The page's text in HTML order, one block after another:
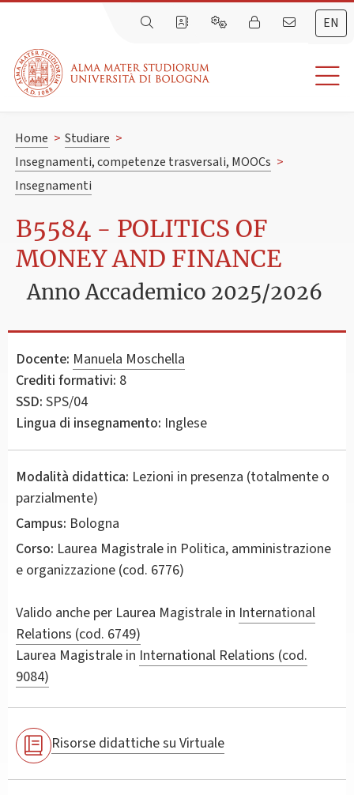
EN
Home > Studiare >
Insegnamenti, competenze trasversali, MOOCs >
Insegnamenti
B5584 - POLITICS OF
MONEY AND FINANCE
Anno Accademico 2025/2026
Docente: Manuela Moschella
Crediti formativi: 8
SSD: SPS/04
Lingua di insegnamento: Inglese
Modalità didattica: Lezioni in presenza (totalmente o
parzialmente)
Campus: Bologna
Corso: Laurea Magistrale in Politica, amministrazione
e organizzazione (cod. 6776)
Valido anche per Laurea Magistrale in International
Relations (cod. 6749)
Laurea Magistrale in International Relations (cod.
9084)
Risorse didattiche su Virtuale